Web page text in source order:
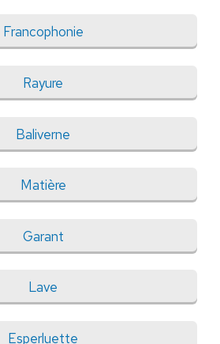
Francophonie
Rayure
Baliverne
Matière
Garant
Lave
Esperluette